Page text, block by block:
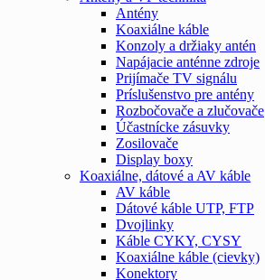
Antény
Koaxiálne káble
Konzoly a držiaky antén
Napájacie anténne zdroje
Prijímače TV signálu
Príslušenstvo pre antény
Rozbočovače a zlučovače
Účastnícke zásuvky
Zosilovače
Display boxy
Koaxiálne, dátové a AV káble
AV káble
Dátové káble UTP, FTP
Dvojlinky
Káble CYKY, CYSY
Koaxiálne káble (cievky)
Konektory